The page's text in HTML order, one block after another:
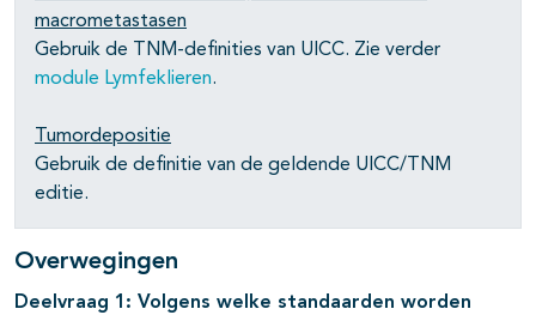
macrometastasen
Gebruik de TNM-definities van UICC. Zie verder
module Lymfeklieren.
Tumordepositie
Gebruik de definitie van de geldende UICC/TNM
editie.
Overwegingen
Deelvraag 1: Volgens welke standaarden worden